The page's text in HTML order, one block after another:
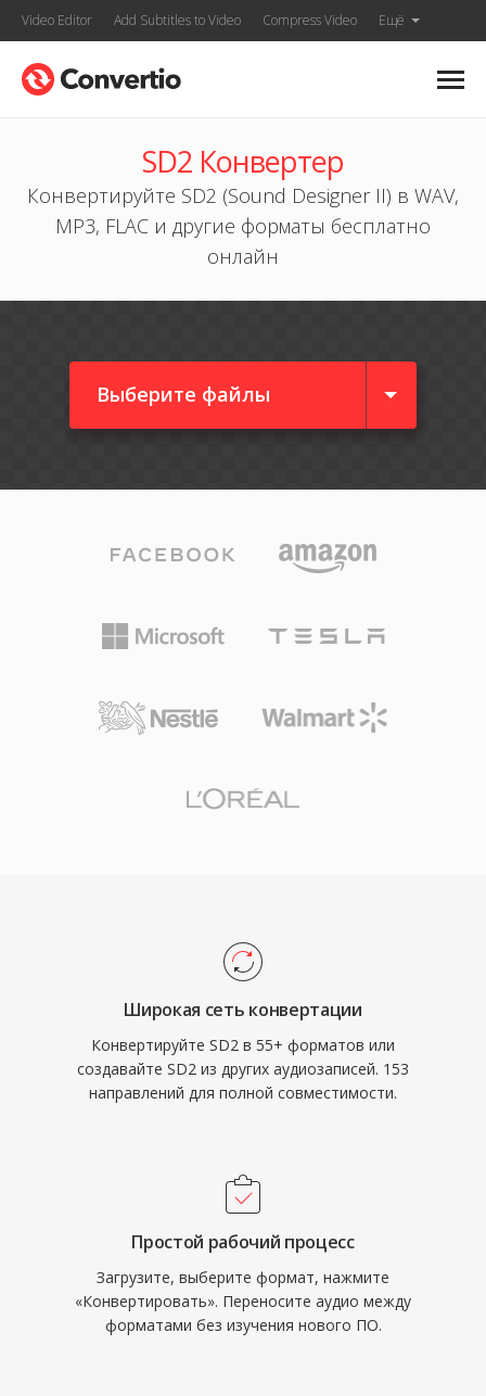
Video Editor Add Subtitles to Video Compress Video Ещё
SD2 Конвертер
Конвертируйте SD2 (Sound Designer II) в WAV,
MP3, FLAC и другие форматы бесплатно
онлайн
Выберите файлы
Широкая сеть конвертации
Конвертируйте SD2 в 55+ форматов или
создавайте SD2 из других аудиозаписей. 153
направлений для полной совместимости.
Простой рабочий процесс
Загрузите, выберите формат, нажмите
«Конвертировать». Переносите аудио между
форматами без изучения нового ПО.